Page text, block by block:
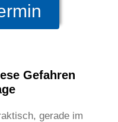
Gefahren
gerade im